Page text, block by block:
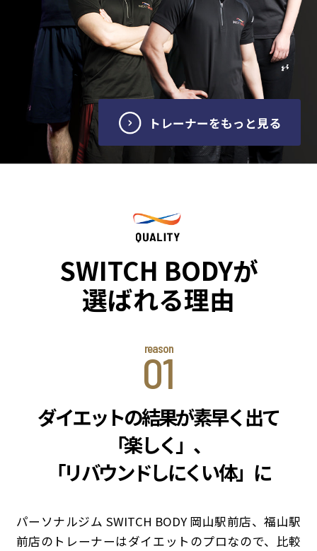
トレーナーをもっと見る
SWITCH BODYが
選ばれる理由
01
ダイエットの結果が素早く出て
「楽しく」、
「リバウンドしにくい体」に
パーソナルジム SWITCH BODY 岡山駅前店、福山駅
前店のトレーナーはダイエットのプロなので、比較